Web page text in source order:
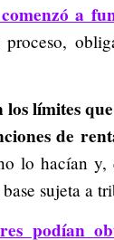
a
límites
de
lo hacían y,
sujeta a
podían